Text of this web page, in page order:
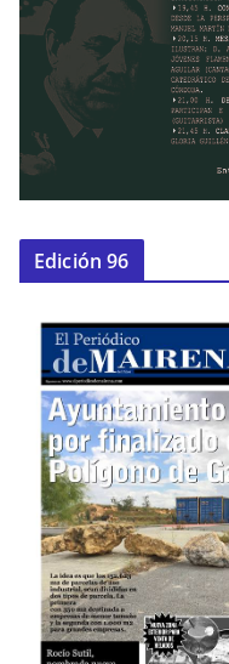
Edición 96